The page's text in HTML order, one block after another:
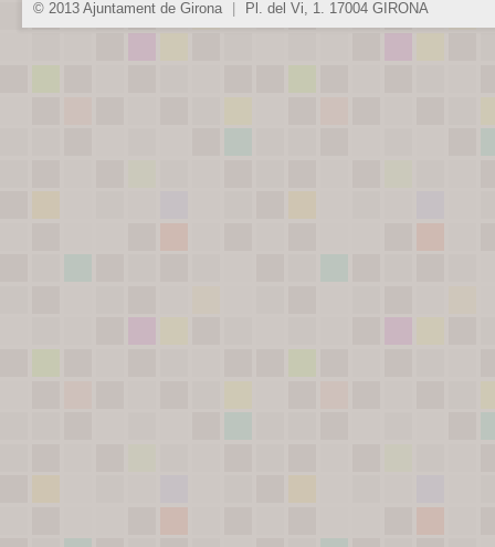
© 2013 Ajuntament de Girona Pl. del Vi, 1. 17004 GIRONA